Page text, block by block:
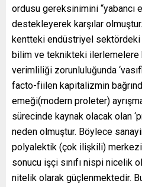
ordusu gereksinimini “yabancı
destekleyerek karşılar
kentteki endüstriyel sektördeki
bilim ve teknikteki ilerlemelere
verimliliği zorunluluğunda
facto-fiilen kapitalizmin
emeği(modern proleter)
sürecinde kaynak olacak olan
neden olmuştur. Böylece
polyalektik (çok ilişkili)
sonucu işçi sınıfı nispi nicelik
nitelik olarak güçlenmektedir.